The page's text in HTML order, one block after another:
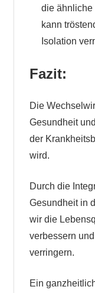
die ähnliche
kann
Isolation
Fazit:
Die
Gesundheit
der
wird.
Durch die
Gesundheit in
wir die
verbessern
verringern.
Ein